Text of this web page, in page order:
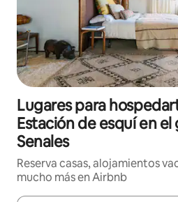
Lugares para
Estación de esquí en el
Senales
Reserva casas, alojamientos
mucho más en Airbnb